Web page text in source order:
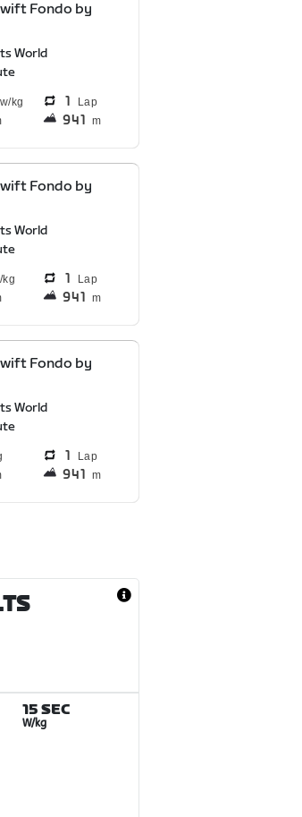
Fondo by
World
1 Lap
941 m
Fondo by
World
1 Lap
941 m
Fondo by
World
1 Lap
941 m
15 SEC
W/kg